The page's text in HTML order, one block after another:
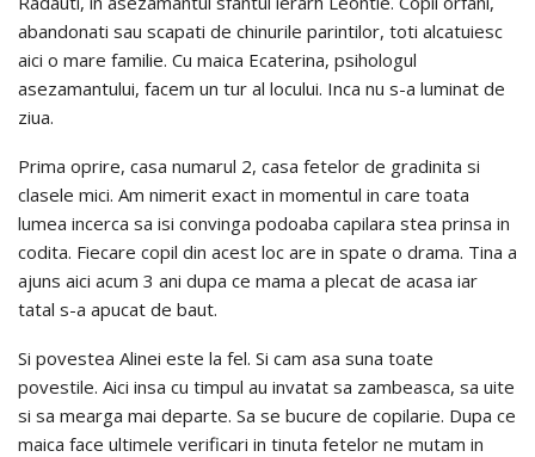
abandonati sau scapati de chinurile parintilor, toti alcatuiesc
aici o mare familie. Cu maica Ecaterina, psihologul
asezamantului, facem un tur al locului. Inca nu s-a luminat de
ziua.
Prima oprire, casa numarul 2, casa fetelor de gradinita si
clasele mici. Am nimerit exact in momentul in care toata
lumea incerca sa isi convinga podoaba capilara stea prinsa in
codita. Fiecare copil din acest loc are in spate o drama. Tina a
ajuns aici acum 3 ani dupa ce mama a plecat de acasa iar
tatal s-a apucat de baut.
Si povestea Alinei este la fel. Si cam asa suna toate
povestile. Aici insa cu timpul au invatat sa zambeasca, sa uite
si sa mearga mai departe. Sa se bucure de copilarie. Dupa ce
maica face ultimele verificari in tinuta fetelor ne mutam in